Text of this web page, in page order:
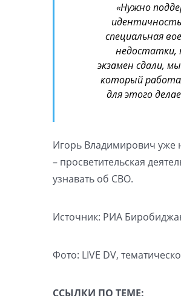
«Нужно
специальная
недостатки,
экзамен сдали,
который
для этого
Игорь Владимирович уже
– просветительская
узнавать об СВО.
Источник: РИА
Фото: LIVE DV,
ССЫЛКИ ПО ТЕМЕ: